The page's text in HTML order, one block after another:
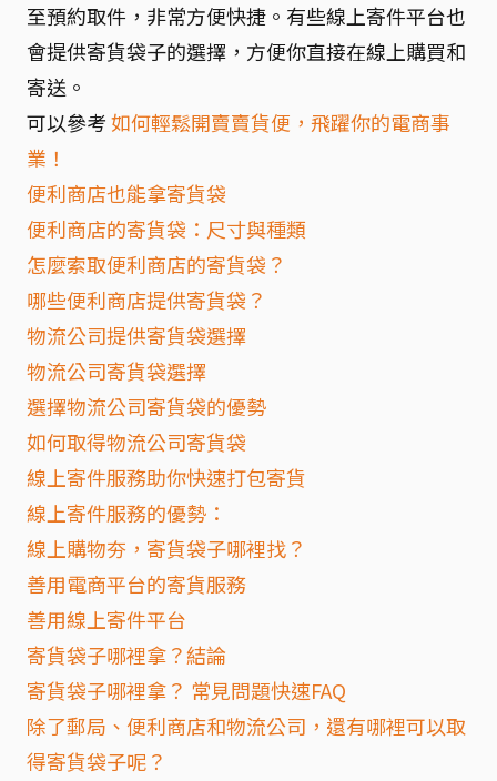
至預約取件，非常方便快捷。有些線上寄件平台也
會提供寄貨袋子的選擇，方便你直接在線上購買和
寄送。
可以參考如何輕鬆開賣賣貨便，飛躍你的電商事
業！
便利商店也能拿寄貨袋
便利商店的寄貨袋：尺寸與種類
怎麼索取便利商店的寄貨袋？
哪些便利商店提供寄貨袋？
物流公司提供寄貨袋選擇
物流公司寄貨袋選擇
選擇物流公司寄貨袋的優勢
如何取得物流公司寄貨袋
線上寄件服務助你快速打包寄貨
線上寄件服務的優勢：
線上購物夯，寄貨袋子哪裡找？
善用電商平台的寄貨服務
善用線上寄件平台
寄貨袋子哪裡拿？結論
寄貨袋子哪裡拿？ 常見問題快速FAQ
除了郵局、便利商店和物流公司，還有哪裡可以取
得寄貨袋子呢？